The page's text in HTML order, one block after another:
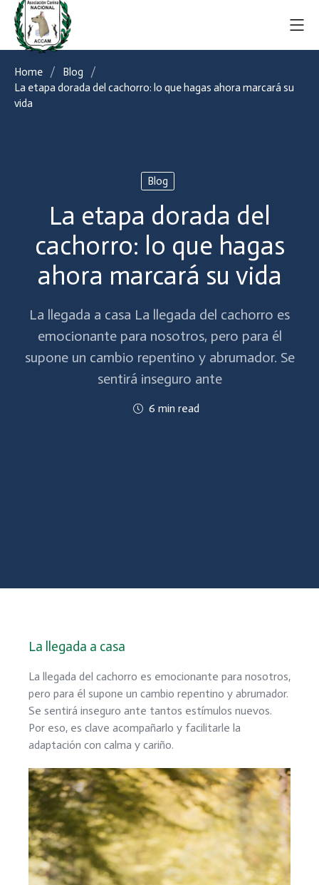
Home
Blog
La etapa dorada del cachorro: lo que hagas ahora marcará su
vida
Blog
La etapa dorada del
cachorro: lo que hagas
ahora marcará su vida
La llegada a casa La llegada del cachorro es
emocionante para nosotros, pero para él
supone un cambio repentino y abrumador. Se
sentirá inseguro ante
6 min read
La llegada a casa
La llegada del cachorro es emocionante para nosotros,
pero para él supone un cambio repentino y abrumador.
Se sentirá inseguro ante tantos estímulos nuevos.
Por eso, es clave acompañarlo y facilitarle la
adaptación con calma y cariño.